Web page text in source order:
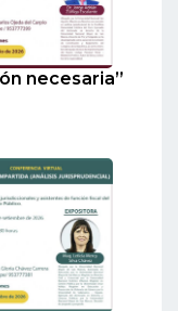
necesaria”